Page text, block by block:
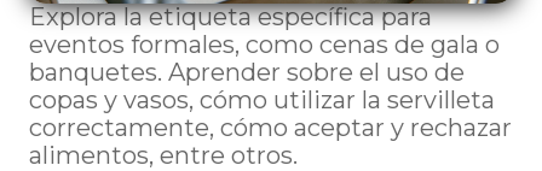
Explora la etiqueta específica para
eventos formales, como cenas de gala o
banquetes. Aprender sobre el uso de
copas y vasos, cómo utilizar la servilleta
correctamente, cómo aceptar y rechazar
alimentos, entre otros.